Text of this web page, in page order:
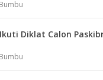
Diklat Calon